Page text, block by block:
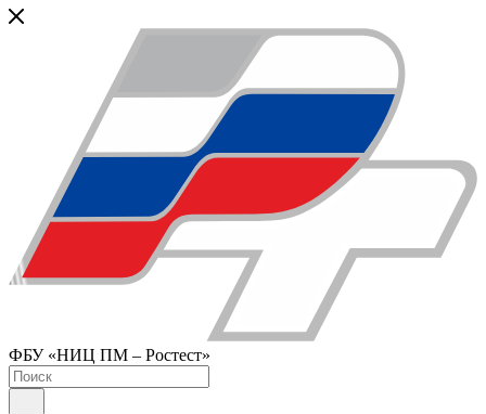
ФБУ «НИЦ ПМ – Ростест»